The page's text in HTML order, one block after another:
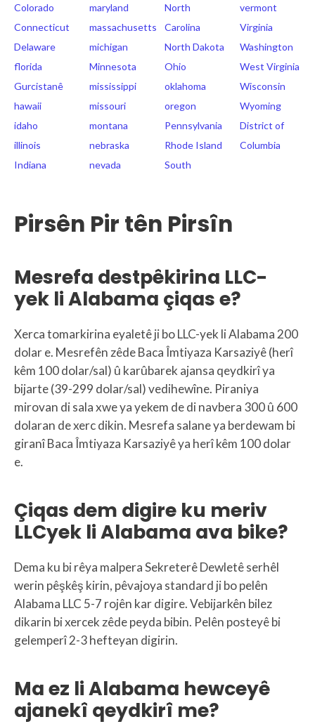
Colorado
Connecticut
Delaware
florida
Gurcistanê
hawaii
idaho
illinois
Indiana
maryland
massachusetts
michigan
Minnesota
mississippi
missouri
montana
nebraska
nevada
North
Carolina
North Dakota
Ohio
oklahoma
oregon
Pennsylvania
Rhode Island
South
vermont
Virginia
Washington
West Virginia
Wisconsin
Wyoming
District of
Columbia
Pirsên Pir tên Pirsîn
Mesrefa destpêkirina LLC-
yek li Alabama çiqas e?
Xerca tomarkirina eyaletê ji bo LLC-yek li Alabama 200
dolar e. Mesrefên zêde Baca Îmtiyaza Karsaziyê (herî
kêm 100 dolar/sal) û karûbarek ajansa qeydkirî ya
bijarte (39-299 dolar/sal) vedihewîne. Piraniya
mirovan di sala xwe ya yekem de di navbera 300 û 600
dolaran de xerc dikin. Mesrefa salane ya berdewam bi
giranî Baca Îmtiyaza Karsaziyê ya herî kêm 100 dolar
e.
Çiqas dem digire ku meriv
LLCyek li Alabama ava bike?
Dema ku bi rêya malpera Sekreterê Dewletê serhêl
werin pêşkêş kirin, pêvajoya standard ji bo pelên
Alabama LLC 5-7 rojên kar digire. Vebijarkên bilez
dikarin bi xercek zêde peyda bibin. Pelên posteyê bi
gelemperî 2-3 hefteyan digirin.
Ma ez li Alabama hewceyê
ajanekî qeydkirî me?